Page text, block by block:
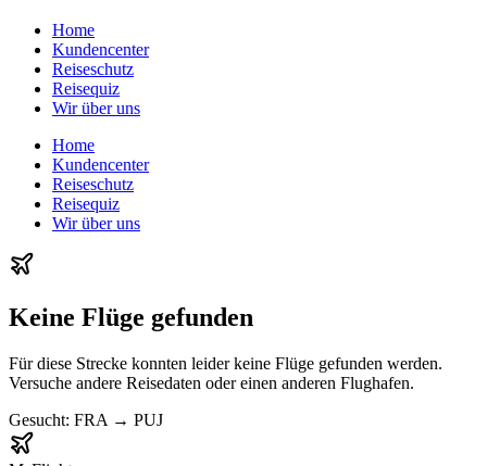
Home
Kundencenter
Reiseschutz
Reisequiz
Wir über uns
Home
Kundencenter
Reiseschutz
Reisequiz
Wir über uns
Keine Flüge gefunden
Für diese Strecke konnten leider keine Flüge gefunden werden.
Versuche andere Reisedaten oder einen anderen Flughafen.
Gesucht: FRA → PUJ